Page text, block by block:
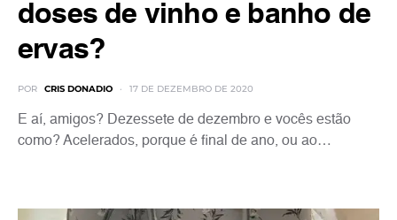
doses de vinho e banho de
ervas?
POR CRIS DONADIO 17 DE DEZEMBRO DE 2020
E aí, amigos? Dezessete de dezembro e vocês estão
como? Acelerados, porque é final de ano, ou ao…